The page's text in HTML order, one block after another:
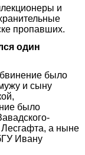
и
пропавших.
один
было
и сыну
было
Лесгафта, а ныне
Ивану